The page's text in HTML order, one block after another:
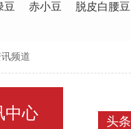
豆 赤小豆 脱皮白腰豆
讯频道
中心 头条